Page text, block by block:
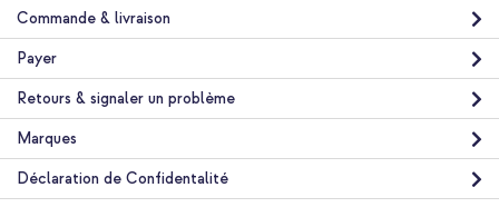
Commande & livraison
Payer
Retours & signaler un problème
Marques
Déclaration de Confidentalité